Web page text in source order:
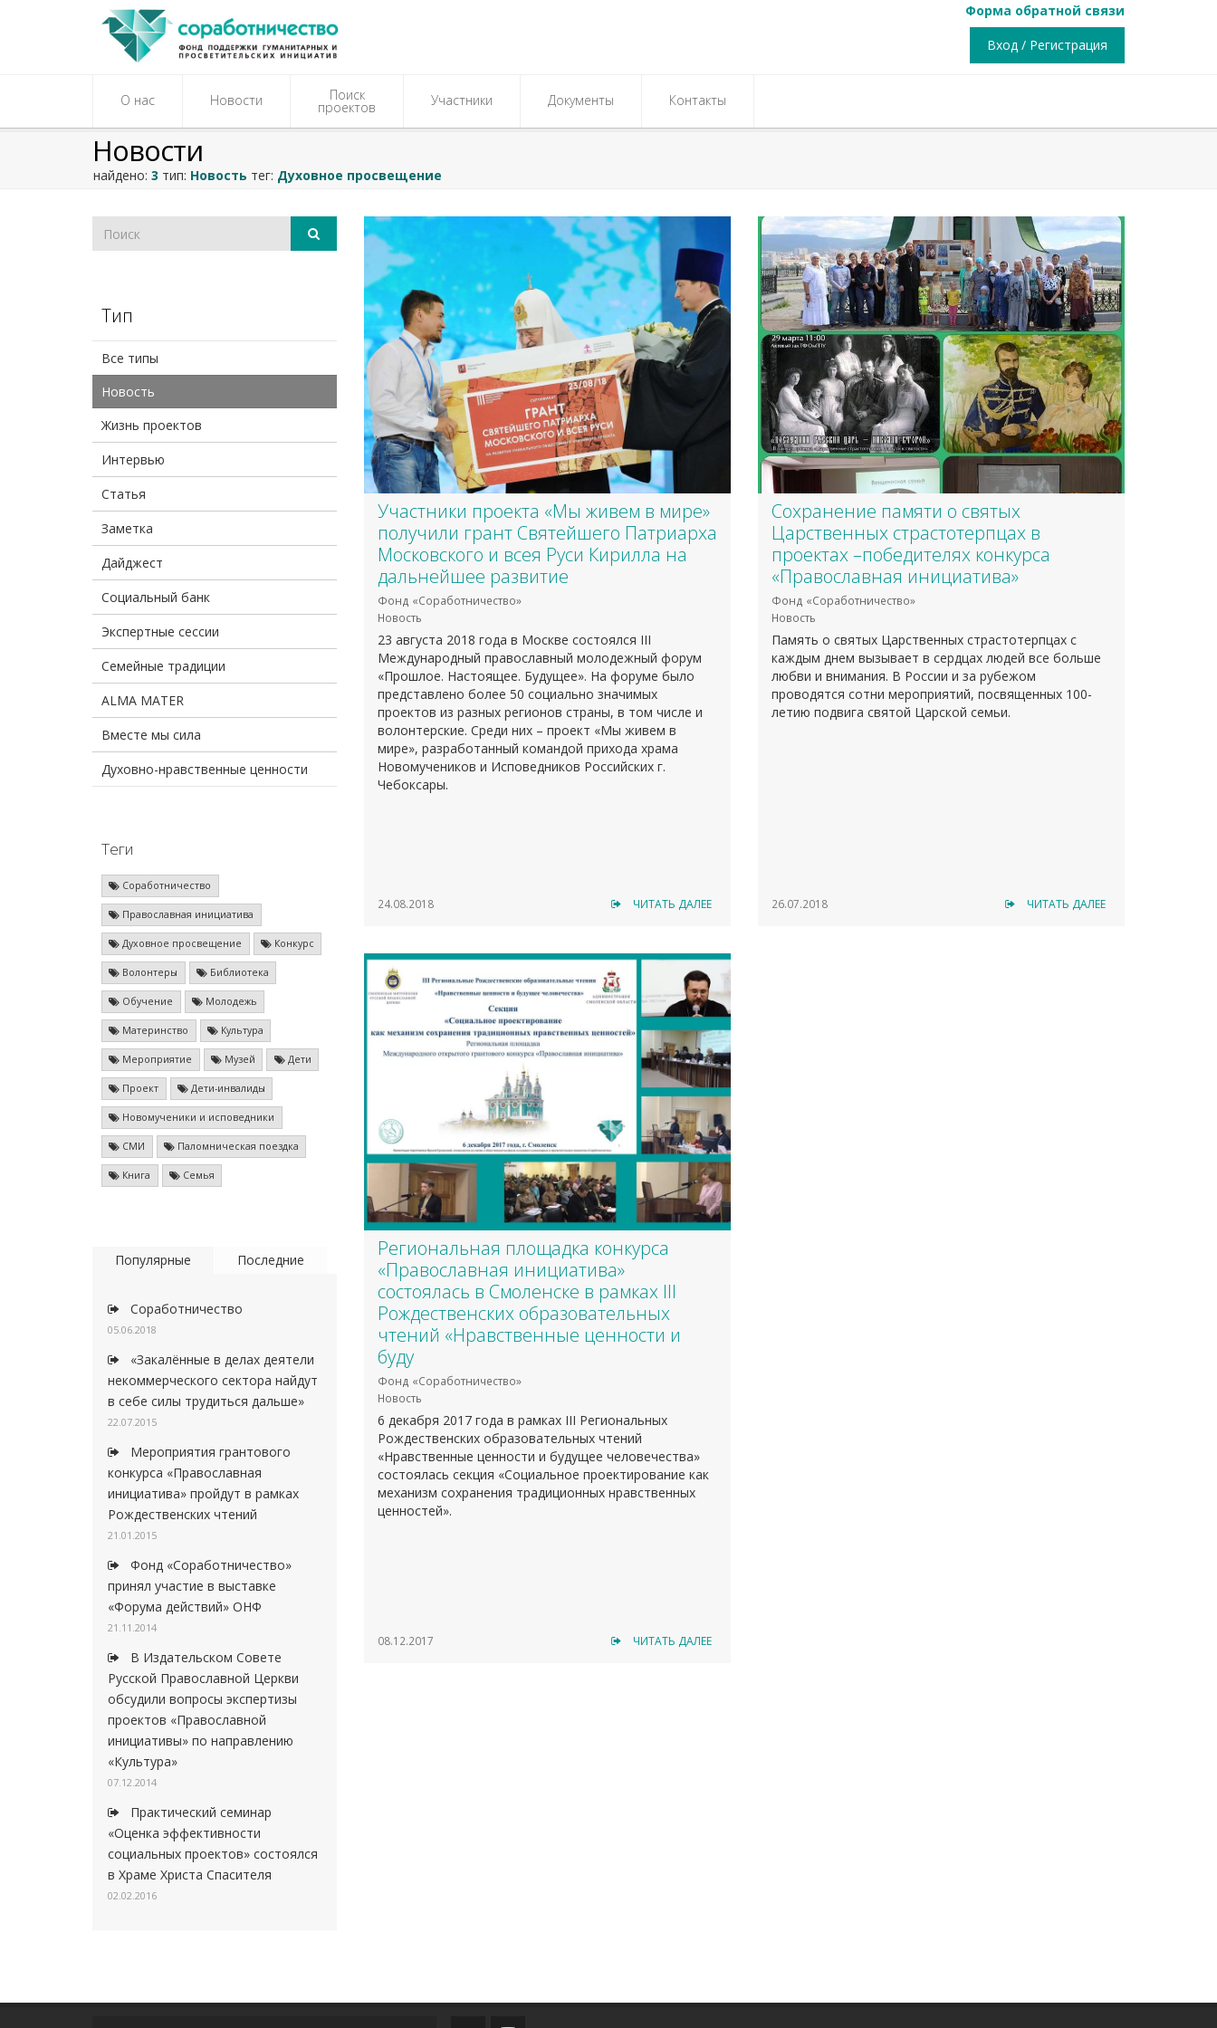
Форма обратной связи
Вход / Регистрация
О нас Новости Поиск
проектов Участники Документы Контакты
Новости
найдено: 3 тип: Новость тег: Духовное просвещение
Тип
Все типы
Новость
Жизнь проектов
Интервью
Статья
Заметка
Дайджест
Социальный банк
Экспертные сессии
Семейные традиции
ALMA MATER
Вместе мы сила
Духовно-нравственные ценности
Теги
Соработничество
Православная инициатива
Духовное просвещение Конкурс
Волонтеры Библиотека
Обучение Молодежь
Материнство Культура
Мероприятие Музей Дети
Проект Дети-инвалиды
Новомученики и исповедники
СМИ Паломническая поездка
Книга Семья
Популярные Последние
Соработничество
05.06.2018
«Закалённые в делах деятели
некоммерческого сектора найдут
в себе силы трудиться дальше»
22.07.2015
Мероприятия грантового
конкурса «Православная
инициатива» пройдут в рамках
Рождественских чтений
21.01.2015
Фонд «Соработничество»
принял участие в выставке
«Форума действий» ОНФ
21.11.2014
В Издательском Совете
Русской Православной Церкви
обсудили вопросы экспертизы
проектов «Православной
инициативы» по направлению
«Культура»
07.12.2014
Практический семинар
«Оценка эффективности
социальных проектов» состоялся
в Храме Христа Спасителя
02.02.2016
Участники проекта «Мы живем в мире»
получили грант Святейшего Патриарха
Московского и всея Руси Кирилла на
дальнейшее развитие
Фонд «Соработничество»
Новость
23 августа 2018 года в Москве состоялся III
Международный православный молодежный форум
«Прошлое. Настоящее. Будущее». На форуме было
представлено более 50 социально значимых
проектов из разных регионов страны, в том числе и
волонтерские. Среди них – проект «Мы живем в
мире», разработанный командой прихода храма
Новомучеников и Исповедников Российских г.
Чебоксары.
24.08.2018 ЧИТАТЬ ДАЛЕЕ
Сохранение памяти о святых
Царственных страстотерпцах в
проектах –победителях конкурса
«Православная инициатива»
Фонд «Соработничество»
Новость
Память о святых Царственных страстотерпцах с
каждым днем вызывает в сердцах людей все больше
любви и внимания. В России и за рубежом
проводятся сотни мероприятий, посвященных 100-
летию подвига святой Царской семьи.
26.07.2018 ЧИТАТЬ ДАЛЕЕ
Региональная площадка конкурса
«Православная инициатива»
состоялась в Смоленске в рамках III
Рождественских образовательных
чтений «Нравственные ценности и
буду
Фонд «Соработничество»
Новость
6 декабря 2017 года в рамках III Региональных
Рождественских образовательных чтений
«Нравственные ценности и будущее человечества»
состоялась секция «Социальное проектирование как
механизм сохранения традиционных нравственных
ценностей».
08.12.2017 ЧИТАТЬ ДАЛЕЕ